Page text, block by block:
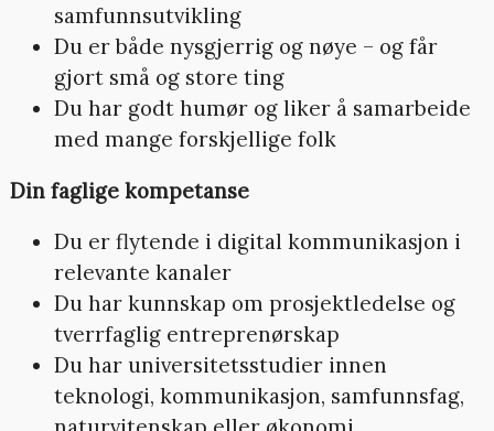
samfunnsutvikling
Du er både nysgjerrig og nøye – og får
gjort små og store ting
Du har godt humør og liker å samarbeide
med mange forskjellige folk
Din faglige kompetanse
Du er flytende i digital kommunikasjon i
relevante kanaler
Du har kunnskap om prosjektledelse og
tverrfaglig entreprenørskap
Du har universitetsstudier innen
teknologi, kommunikasjon, samfunnsfag,